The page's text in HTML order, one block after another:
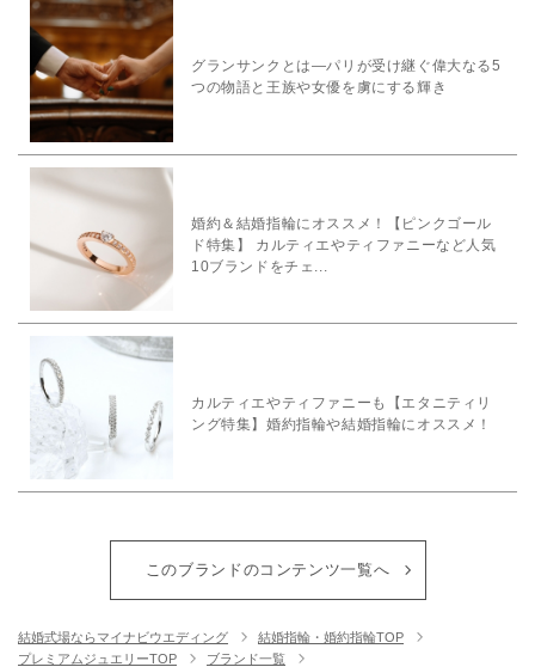
グランサンクとは―パリが受け継ぐ偉大なる5
つの物語と王族や女優を虜にする輝き
婚約＆結婚指輪にオススメ！【ピンクゴール
ド特集】 カルティエやティファニーなど人気
10ブランドをチェ...
カルティエやティファニーも【エタニティリ
ング特集】婚約指輪や結婚指輪にオススメ！
このブランドのコンテンツ一覧へ
結婚式場ならマイナビウエディング
結婚指輪・婚約指輪TOP
プレミアムジュエリーTOP
ブランド一覧